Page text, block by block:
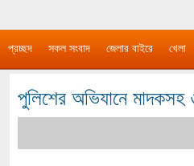
প্রচ্ছদ সকল সংবাদ জেলার বাইরে খেলা
পুলিশের অভিযানে